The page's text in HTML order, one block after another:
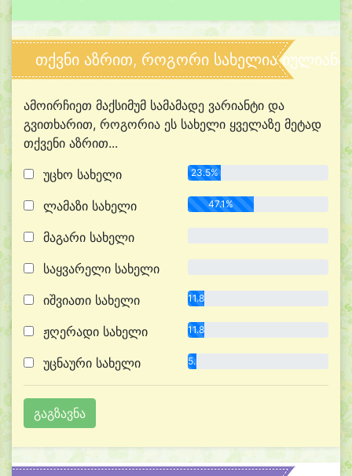
თქვნი აზრით, როგორი სახელია
ამოირჩიეთ მაქსიმუმ სამამადე ვარიანტი და
გვითხარით, როგორია ეს სახელი ყველაზე მეტად
თქვენი აზრით...
უცხო სახელი
23.5%
ლამაზი სახელი 47.1%
მაგარი სახელი
საყვარელი სახელი
იშვიათი სახელი 11.8%
ჟღერადი სახელი 11.8%
უცნაური სახელი 5.9%